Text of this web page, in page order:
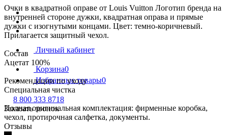
Личный кабинет
Корзина0
Избранные товары0
8 800 333 8718
Заказать звонок
Очки в квадратной оправе от Louis Vuitton Логотип бренда на
внутренней стороне дужки, квадратная оправа и прямые
дужки с изогнутыми концами. Цвет: темно-коричневый.
Прилагается защитный чехол.
Состав
Ацетат 100%
Рекомендации по уходу
Специальная чистка
Полная оригинальная комплектация: фирменные коробка,
чехол, протирочная салфетка, документы.
Отзывы